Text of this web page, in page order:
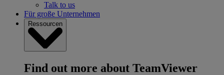
Talk to us
Für große Unternehmen
Ressourcen
Find out more about TeamViewer